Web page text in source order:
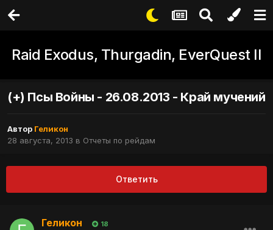
Raid Exodus, Thurgadin, EverQuest II
(+) Псы Войны - 26.08.2013 - Край мучений
Автор Геликон
28 августа, 2013 в Отчеты по рейдам
Ответить
Геликон 18